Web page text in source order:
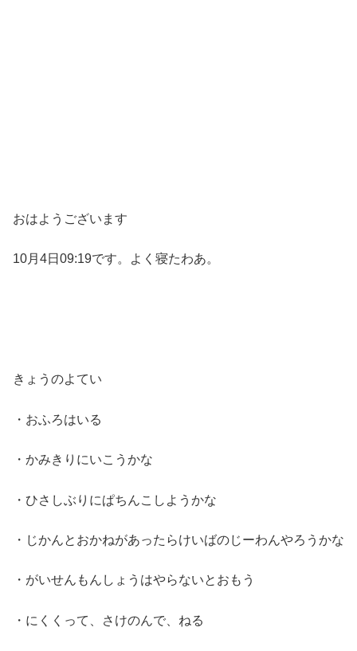
おはようございます
10月4日09:19です。よく寝たわあ。
きょうのよてい
・おふろはいる
・かみきりにいこうかな
・ひさしぶりにぱちんこしようかな
・じかんとおかねがあったらけいばのじーわんやろうかな
・がいせんもんしょうはやらないとおもう
・にくくって、さけのんで、ねる